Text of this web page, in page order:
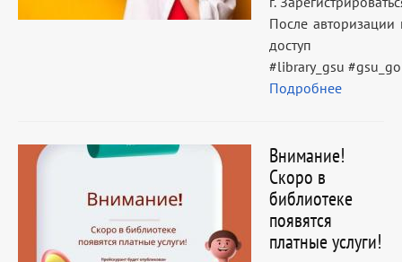
После
доступ
#library_gsu
Подробнее
Внимание!
Скоро в
библиотеке
появятся
платные услуги!